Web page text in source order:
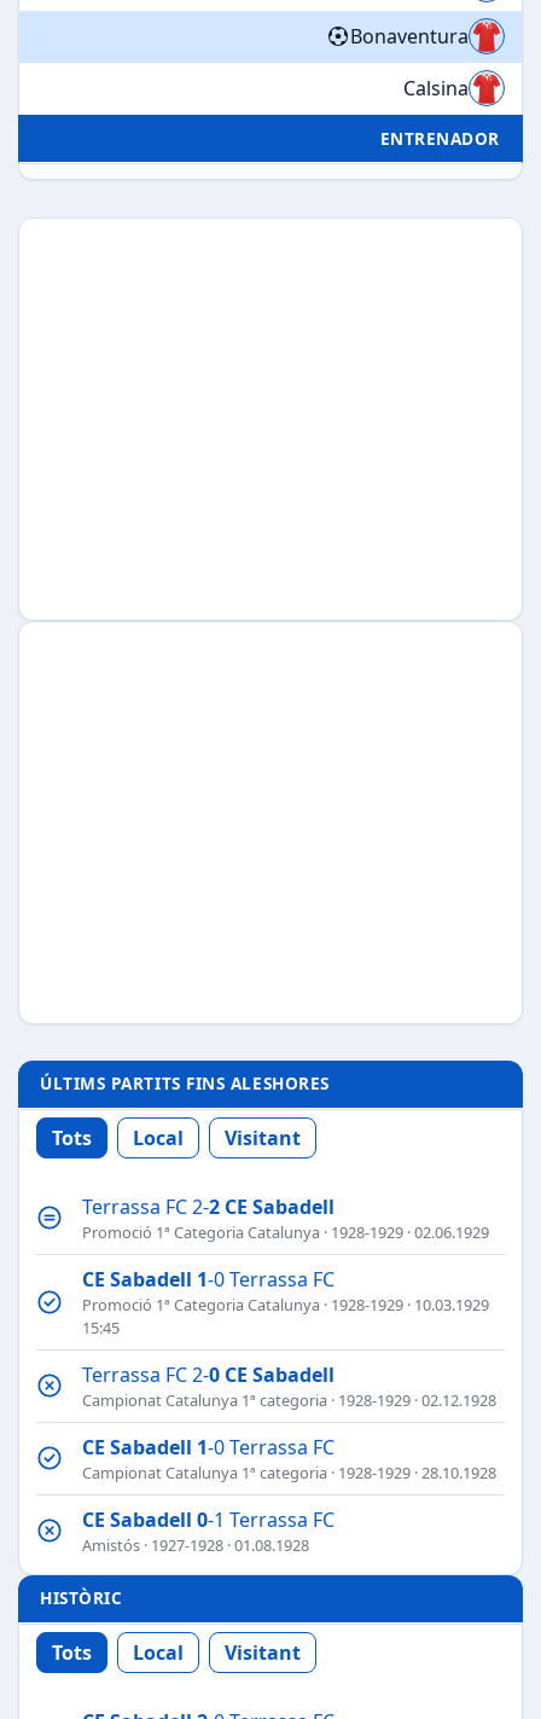
Bonaventura
Calsina
ENTRENADOR
ÚLTIMS PARTITS FINS ALESHORES
Tots Local Visitant
Terrassa FC 2-2 CE Sabadell
Promoció 1ª Categoria Catalunya · 1928-1929 · 02.06.1929
CE Sabadell 1-0 Terrassa FC
Promoció 1ª Categoria Catalunya · 1928-1929 · 10.03.1929
15:45
Terrassa FC 2-0 CE Sabadell
Campionat Catalunya 1ª categoria · 1928-1929 · 02.12.1928
CE Sabadell 1-0 Terrassa FC
Campionat Catalunya 1ª categoria · 1928-1929 · 28.10.1928
CE Sabadell 0-1 Terrassa FC
Amistós · 1927-1928 · 01.08.1928
HISTÒRIC
Tots Local Visitant